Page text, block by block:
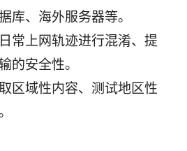
库、海外服务器等。
常上网轨迹进行混淆、提
的安全性。
区域性内容、测试地区性